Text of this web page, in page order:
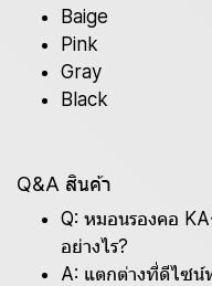
Baige
Pink
Gray
Black
Q&A สินค้า
Q: หมอนรองคอ
อย่างไร?
A: แตกต่างที่ดีไซน์